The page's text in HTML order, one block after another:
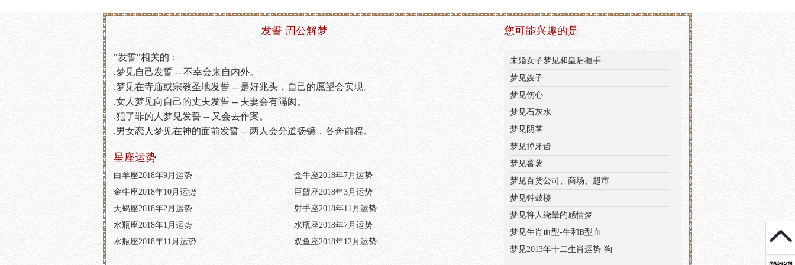
发誓 周公解梦
"发誓"相关的：
.梦见自己发誓 -- 不幸会来自内外。
.梦见在寺庙或宗教圣地发誓 -- 是好兆头，自己的愿望会实现。
.女人梦见向自己的丈夫发誓 -- 夫妻会有隔阂。
.犯了罪的人梦见发誓 -- 又会去作案。
.男女恋人梦见在神的面前发誓 -- 两人会分道扬镳，各奔前程。
星座运势
白羊座2018年9月运势
金牛座2018年7月运势
金牛座2018年10月运势
巨蟹座2018年3月运势
天蝎座2018年2月运势
射手座2018年11月运势
水瓶座2018年1月运势
水瓶座2018年7月运势
水瓶座2018年11月运势
双鱼座2018年12月运势
您可能兴趣的是
未婚女子梦见和皇后握手
梦见嫂子
梦见伤心
梦见石灰水
梦见阴茎
梦见掉牙齿
梦见蕃薯
梦见百货公司、商场、超市
梦见钟鼓楼
梦见将人绕晕的感情梦
梦见生肖血型-牛和B型血
梦见2013年十二生肖运势-狗